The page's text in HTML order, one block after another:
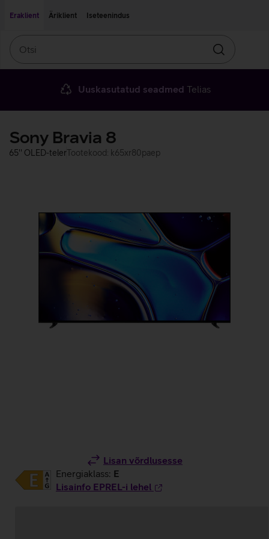
Eraklient
Äriklient Iseteenindus
Otsin
Uuskasutatud seadmed Telias
Sony Bravia 8
65'' OLED-telerTootekood: k65xr80paep
Lisan võrdlusesse
Energiaklass: E
Lisainfo EPREL-i lehel